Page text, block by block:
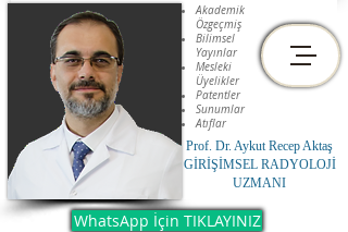
Prof. Dr. Aykut Recep Aktaş
GİRİŞİMSEL RADYOLOJİ
UZMANI
WhatsApp İçin TIKLAYINIZ
Akademik
Özgeçmiş
Bilimsel
Yayınlar
Mesleki
Üyelikler
Patentler
Sunumlar
Atıflar